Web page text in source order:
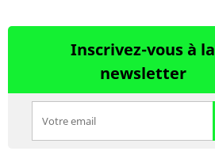
Inscrivez-vous à la
newsletter